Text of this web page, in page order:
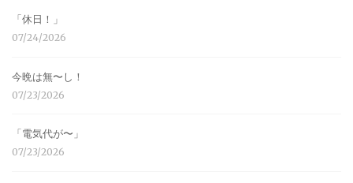
「休日！」
07/24/2026
今晩は無〜し！
07/23/2026
「電気代が〜」
07/23/2026